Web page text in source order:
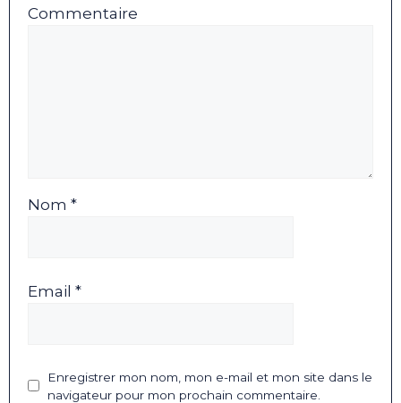
Commentaire
Nom *
Email *
Enregistrer mon nom, mon e-mail et mon site dans le
navigateur pour mon prochain commentaire.